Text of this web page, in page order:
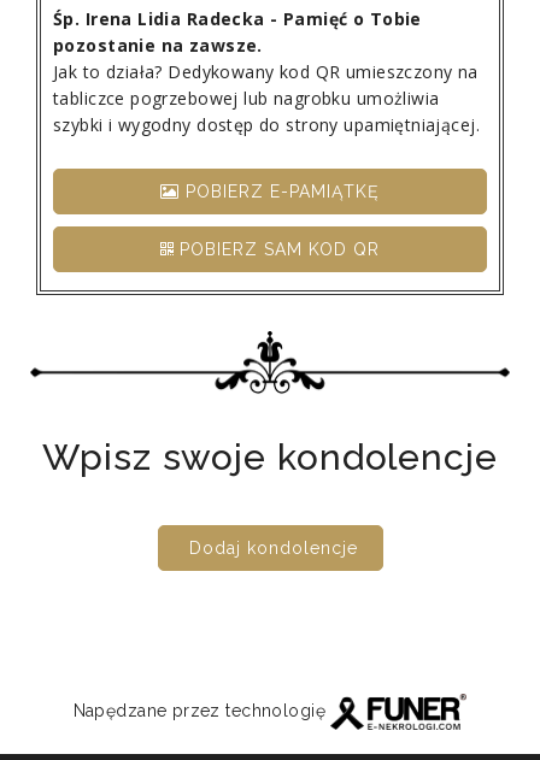
Śp. Irena Lidia Radecka - Pamięć o Tobie
pozostanie na zawsze.
Jak to działa? Dedykowany kod QR umieszczony na
tabliczce pogrzebowej lub nagrobku umożliwia
szybki i wygodny dostęp do strony upamiętniającej.
POBIERZ E-PAMIĄTKĘ
POBIERZ SAM KOD QR
Wpisz swoje kondolencje
Dodaj kondolencje
Napędzane przez technologię